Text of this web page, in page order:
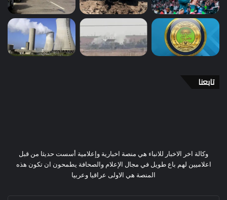
تابعنا
وكالة اخر الاخبار للانباء هي منصة اخبارية وإعلامية أسست حديثا من قبل
اعلاميين لهم باع طويل في مجال الإعلام والصحافة يطمحون ان تكون هذه
المنصة هي الاولى عراقيا وعربيا